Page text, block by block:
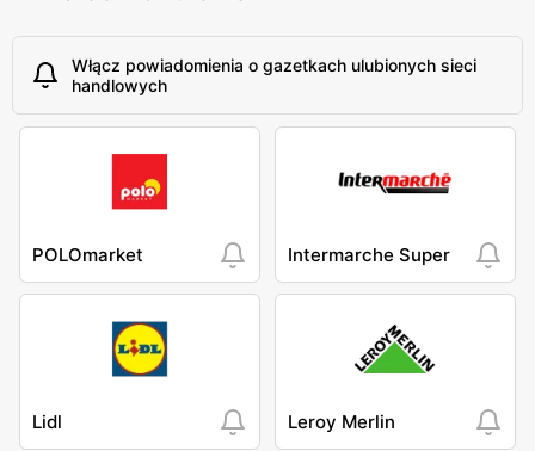
Włącz powiadomienia o gazetkach ulubionych sieci
handlowych
POLOmarket Intermarche Super
Lidl Leroy Merlin